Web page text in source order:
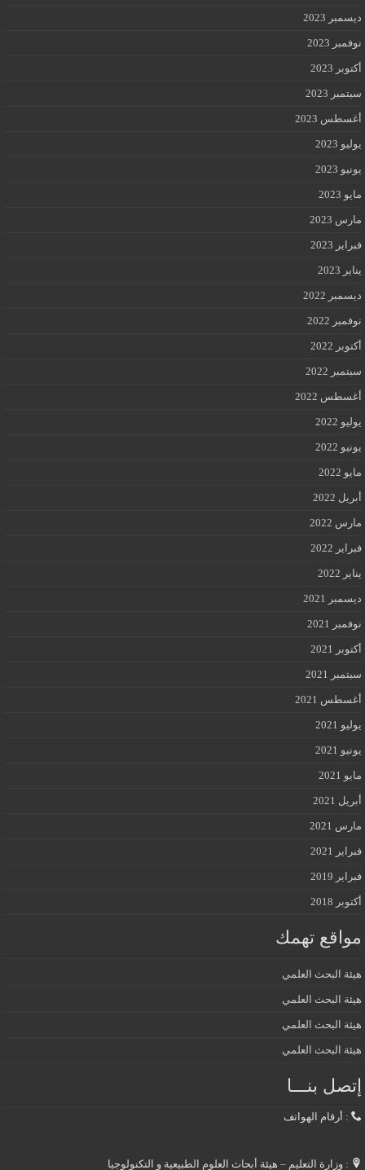
ديسمبر 2023
نوفمبر 2023
أكتوبر 2023
سبتمبر 2023
أغسطس 2023
يوليو 2023
يونيو 2023
مايو 2023
مارس 2023
فبراير 2023
يناير 2023
ديسمبر 2022
نوفمبر 2022
أكتوبر 2022
سبتمبر 2022
أغسطس 2022
يوليو 2022
يونيو 2022
مايو 2022
أبريل 2022
مارس 2022
فبراير 2022
يناير 2022
ديسمبر 2021
نوفمبر 2021
أكتوبر 2021
سبتمبر 2021
أغسطس 2021
يوليو 2021
يونيو 2021
مايو 2021
أبريل 2021
مارس 2021
فبراير 2021
فبراير 2019
أكتوبر 2018
مواقع تهمك
هيئة البحث العلمي
هيئة البحث العلمي
هيئة البحث العلمي
هيئة البحث العلمي
إتصل بنـــا
: أرقام الهواتف
: وزارة التعليم – هيئة أبحاث العلوم الطبيعية و التكنولوجيا